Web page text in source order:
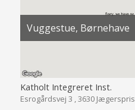
Vuggestue, Børnehave
Katholt Integreret Inst.
Esrogårdsvej 3 , 3630 Jægerspris